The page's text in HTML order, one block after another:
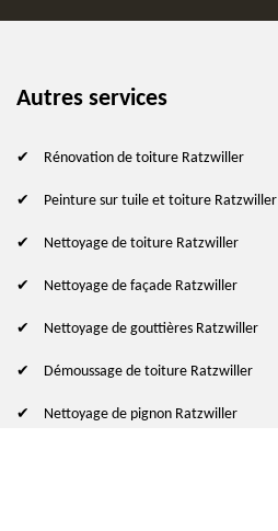
Autres services
Rénovation de toiture Ratzwiller
Peinture sur tuile et toiture Ratzwiller
Nettoyage de toiture Ratzwiller
Nettoyage de façade Ratzwiller
Nettoyage de gouttières Ratzwiller
Démoussage de toiture Ratzwiller
Nettoyage de pignon Ratzwiller